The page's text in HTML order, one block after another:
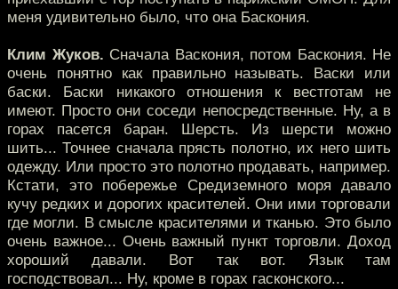
меня удивительно было, что она Баскония.
Клим Жуков. Сначала Васкония, потом Баскония. Не
очень понятно как правильно называть. Васки или
баски. Баски никакого отношения к вестготам не
имеют. Просто они соседи непосредственные. Ну, а в
горах пасется баран. Шерсть. Из шерсти можно
шить... Точнее сначала прясть полотно, их него шить
одежду. Или просто это полотно продавать, например.
Кстати, это побережье Средиземного моря давало
кучу редких и дорогих красителей. Они ими торговали
где могли. В смысле красителями и тканью. Это было
очень важное... Очень важный пункт торговли. Доход
хороший давали. Вот так вот. Язык там
господствовал... Ну, кроме в горах гасконского...